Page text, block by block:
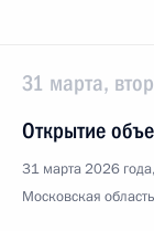
31 марта,
Открытие
31 марта 2026
Московская